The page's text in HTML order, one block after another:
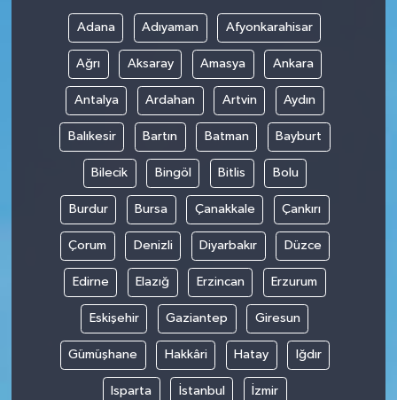
Adana Adıyaman Afyonkarahisar
Ağrı Aksaray Amasya Ankara
Antalya Ardahan Artvin Aydın
Balıkesir Bartın Batman Bayburt
Bilecik Bingöl Bitlis Bolu
Burdur Bursa Çanakkale Çankırı
Çorum Denizli Diyarbakır Düzce
Edirne Elazığ Erzincan Erzurum
Eskişehir Gaziantep Giresun
Gümüşhane Hakkâri Hatay Iğdır
Isparta İstanbul İzmir